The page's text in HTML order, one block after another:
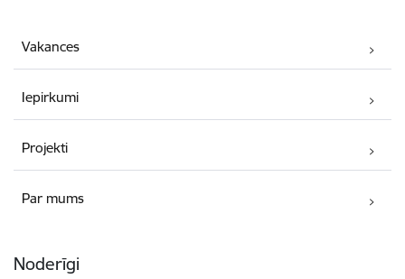
Vakances
Iepirkumi
Projekti
Par mums
Noderīgi